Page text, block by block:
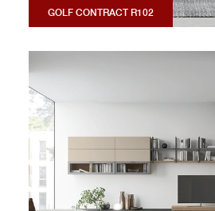
GOLF CONTRACT R102